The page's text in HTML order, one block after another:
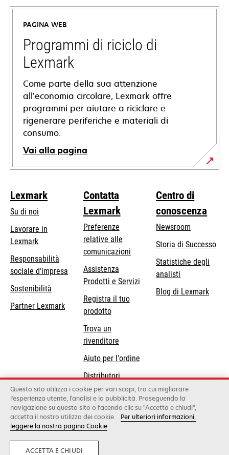
apre
una
nuova
scheda
PAGINA WEB
Programmi di riciclo di
Lexmark
Come parte della sua attenzione
all’economia circolare, Lexmark offre
programmi per aiutare a riciclare e
rigenerare periferiche e materiali di
consumo.
Vai alla pagina
Lexmark
Su di noi
Lavorare in
Lexmark
Responsabilità
sociale d’impresa
scheda
Sostenibilità
Partner Lexmark
Contatta
Lexmark
Preferenze
relative alle
comunicazioni
Assistenza
Prodotti e Servizi
Registra il tuo
prodotto
Trova un
rivenditore
Aiuto per l'ordine
Distributori
Lexmark
Centro di
conoscenza
Newsroom
Storia di Successo
Statistiche degli
analisti
Blog di Lexmark
Lexmark International, Inc., a Xerox Company
©2026 Tutti i diritti sono riservati.
Generali
Whistleblowing
Questo sito utilizza i cookie per vari scopi, tra cui migliorare
l'esperienza utente, l'analisi e la pubblicità. Proseguendo la
navigazione su questo sito o facendo clic su "Accetta e chiudi",
accetta il nostro utilizzo dei cookie.
Per ulteriori informazioni,
leggere la nostra pagina Cookie
ACCETTA E CHIUDI